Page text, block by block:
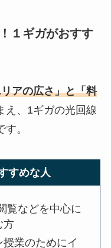
１ギガがおすす
アの広さ」と「料
え、1ギガの光回線
。
すめな人
覧などを中心に
方
業のためにイ